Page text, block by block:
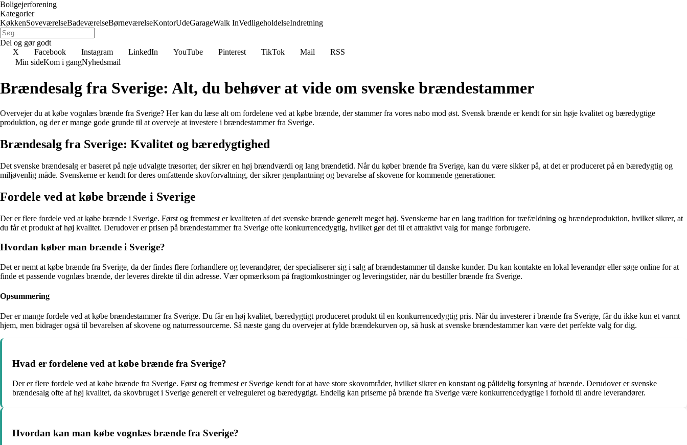
Boligejerforening
Kategorier
KøkkenSoveværelseBadeværelseBørneværelseKontorUdeGarageWalk InVedligeholdelseIndretning
Del og gør godt
X
Facebook Instagram LinkedIn YouTube Pinterest TikTok Mail
RSS
Min sideKom i gangNyhedsmail
Brændesalg fra Sverige: Alt, du behøver at vide om svenske brændestammer
Overvejer du at købe vognlæs brænde fra Sverige? Her kan du læse alt om fordelene ved at købe brænde, der stammer fra vores nabo mod øst. Svensk brænde er kendt for sin høje kvalitet og bæredygtige
produktion, og der er mange gode grunde til at overveje at investere i brændestammer fra Sverige.
Brændesalg fra Sverige: Kvalitet og bæredygtighed
Det svenske brændesalg er baseret på nøje udvalgte træsorter, der sikrer en høj brændværdi og lang brændetid. Når du køber brænde fra Sverige, kan du være sikker på, at det er produceret på en bæredygtig og
miljøvenlig måde. Svenskerne er kendt for deres omfattende skovforvaltning, der sikrer genplantning og bevarelse af skovene for kommende generationer.
Fordele ved at købe brænde i Sverige
Der er flere fordele ved at købe brænde i Sverige. Først og fremmest er kvaliteten af det svenske brænde generelt meget høj. Svenskerne har en lang tradition for træfældning og brændeproduktion, hvilket sikrer, at
du får et produkt af høj kvalitet. Derudover er prisen på brændestammer fra Sverige ofte konkurrencedygtig, hvilket gør det til et attraktivt valg for mange forbrugere.
Hvordan køber man brænde i Sverige?
Det er nemt at købe brænde fra Sverige, da der findes flere forhandlere og leverandører, der specialiserer sig i salg af brændestammer til danske kunder. Du kan kontakte en lokal leverandør eller søge online for at
finde et passende vognlæs brænde, der leveres direkte til din adresse. Vær opmærksom på fragtomkostninger og leveringstider, når du bestiller brænde fra Sverige.
Opsummering
Der er mange fordele ved at købe brændestammer fra Sverige. Du får en høj kvalitet, bæredygtigt produceret produkt til en konkurrencedygtig pris. Når du investerer i brænde fra Sverige, får du ikke kun et varmt
hjem, men bidrager også til bevarelsen af skovene og naturressourcerne. Så næste gang du overvejer at fylde brændekurven op, så husk at svenske brændestammer kan være det perfekte valg for dig.
Hvad er fordelene ved at købe brænde fra Sverige?
Der er flere fordele ved at købe brænde fra Sverige. Først og fremmest er Sverige kendt for at have store skovområder, hvilket sikrer en konstant og pålidelig forsyning af brænde. Derudover er svenske
brændesalg ofte af høj kvalitet, da skovbruget i Sverige generelt er velreguleret og bæredygtigt. Endelig kan priserne på brænde fra Sverige være konkurrencedygtige i forhold til andre leverandører.
Hvordan kan man købe vognlæs brænde fra Sverige?